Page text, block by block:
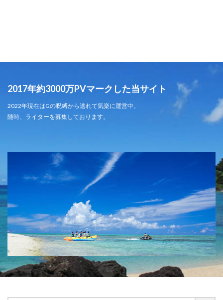
2017年約3000万PVマークした当サイト
2022年現在はGの呪縛から逃れて気楽に運営中。
随時、ライターを募集しております。